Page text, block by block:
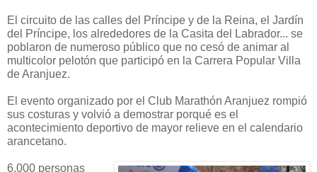
El circuito de las calles del Príncipe y de la Reina, el Jardín
del Príncipe, los alrededores de la Casita del Labrador... se
poblaron de numeroso público que no cesó de animar al
multicolor pelotón que participó en la Carrera Popular Villa
de Aranjuez.
El evento organizado por el Club Marathón Aranjuez rompió
sus costuras y volvió a demostrar porqué es el
acontecimiento deportivo de mayor relieve en el calendario
arancetano.
6.000 personas